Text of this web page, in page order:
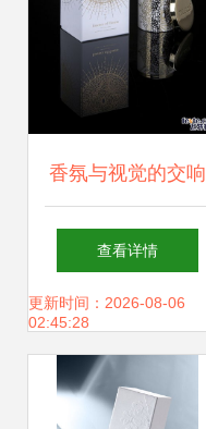
香氛与视觉的交响
大气创意香薰蜡烛
的包装与网站设计
查看详情
更新时间：2026-08-06
02:45:28